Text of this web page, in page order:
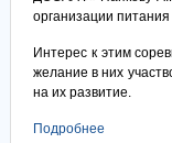
организации питания
Интерес к этим
желание в них
на их развитие.
Подробнее